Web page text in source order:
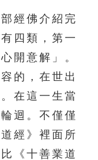
經佛介紹完
四類，第一
開意解」。
的，在世出
在這一生當
迴。不僅僅
經》裡面所
《十善業道